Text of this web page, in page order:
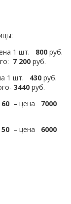
1 шт. 800 руб.
7 200 руб.
1 шт. 430 руб.
3440 руб.
– цена 7000
– цена 6000